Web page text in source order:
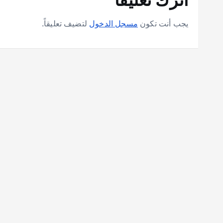
يجب أنت تكون مسجل الدخول لتضيف تعليقاً.